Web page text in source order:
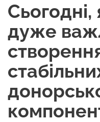
Сьогодні,
дуже